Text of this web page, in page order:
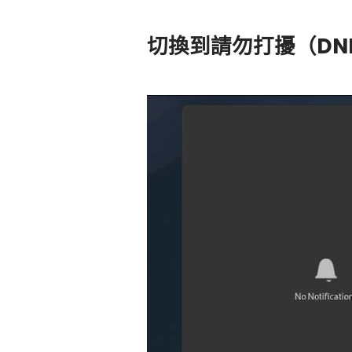
切換到請勿打擾（